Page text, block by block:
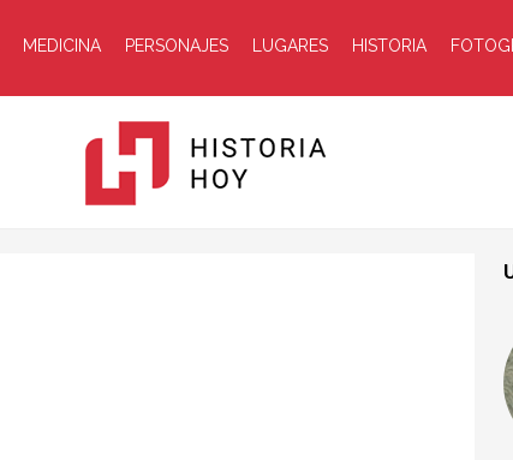
MEDICINA PERSONAJES LUGARES HISTORIA